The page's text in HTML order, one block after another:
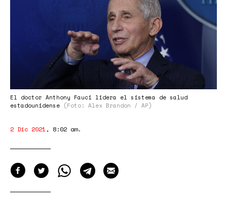
El doctor Anthony Fauci lidera el sistema de salud
estadounidense (Foto: Alex Brandon / AP)
2 Dic 2021, 8:02 am.